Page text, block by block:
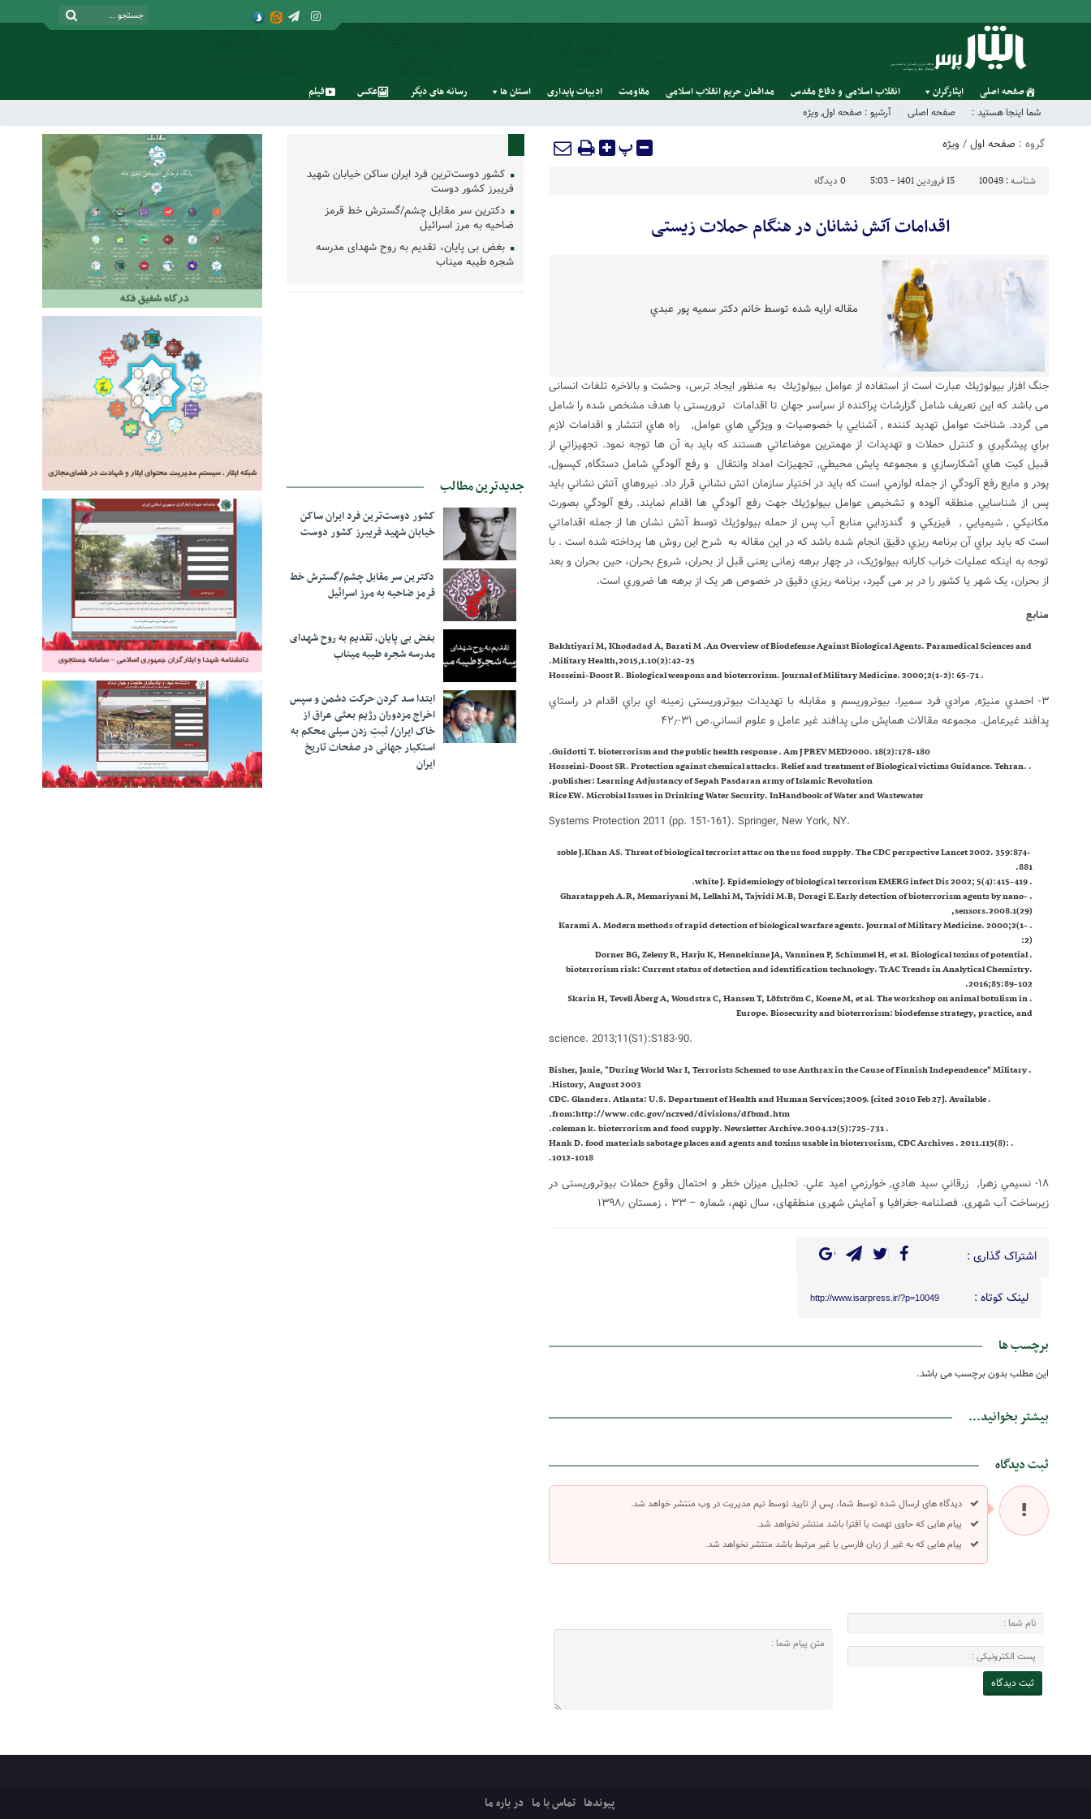
صفحه اصلی ایثارگران انقلاب اسلامی و دفاع مقدس مدافعان حریم انقلاب اسلامی مقاومت ادبیات پایداری استان‌ ها رسانه‌ های‌ دیگر عکس فیلم
شما اینجا هستید : صفحه اصلی آرشیو : صفحه اول,ویژه
گروه : صفحه اول/ ویژه پ
شناسه : 10049 15 فروردین 1401 - 5:03 0 دیدگاه
اقدامات آتش نشانان در هنگام حملات زیستی
مقاله ارایه شده توسط خانم دکتر سمیه پور عبدي
جنگ افزار بیولوژیك عبارت است از استفاده از عوامل بیولوژیك به منظور ایجاد ترس، وحشت و بالاخره تلفات انسانی
می باشد که این تعریف شامل گزارشات پراکنده از سراسر جهان تا اقدامات تروریستی با هدف مشخص شده را شامل
می گردد. شناخت عوامل تهديد كننده , آشنايي با خصوصيات و ويژگي هاي عوامل, راه هاي انتشار و اقدامات لازم
براي پيشگيري و كنترل حملات و تهديدات از مهمترين موضاعاتي هستند كه بايد به آن ها توجه نمود. تجهيزاتي از
قبيل كيت هاي آشكارسازي و مجموعه پايش محيطي, تجهيزات امداد وانتقال و رفع آلودگي شامل دستگاه, كپسول,
پودر و مايع رفع آلودگي از جمله لوازمي است كه بايد در اختيار سازمان اتش نشاني قرار داد. نيروهاي آتش نشاني بايد
پس از شناسايي منطقه آلوده و تشخيص عوامل بيولوژيك جهت رفع آلودگي ها اقدام نمايند. رفع آلودگي بصورت
مكانيكي , شيميايي , فيزيكي و گندزدايي منابع آب پس از حمله بيولوژيك توسط آتش نشان ها از جمله اقداماتي
است كه بايد براي آن برنامه ريزي دقيق انجام شده باشد كه در اين مقاله به شرح اين روش ها پرداخته شده است . با
توجه به اینکه عملیات خراب کارانه بیولوژیک، در چهار برهه زمانی یعنی قبل از بحران، شروع بحران، حین بحران و بعد
از بحران، یک شهر یا کشور را در بر می گیرد، برنامه ریزي دقیق در خصوص هر یک از برهه ها ضروري است.
منابع
Bakhtiyari M, Khodadad A, Barati M .An Overview of Biodefense Against Biological Agents. Paramedical Sciences and
Military Health,2015,1.10(2):42-25.
. Hosseini-Doost R. Biological weapons and bioterrorism. Journal of Military Medicine. 2000;2(1-2): 65-71
۳- احمدي منيژه, مرادي فرد سميرا. بیوتروریسم و مقابله با تهدیدات بیوتروریستی زمینه اي براي اقدام در راستاي
پدافند غیرعامل. مجموعه مقالات همایش ملی پدافند غير عامل و علوم انساني.ص ۳۱-۴۲٫
Guidotti T. bioterrorism and the public health response . Am J PREV MED2000. 18(2):178-180.
. Hosseini-Doost SR. Protection against chemical attacks. Relief and treatment of Biological victims Guidance. Tehran.
publisher: Learning Adjustancy of Sepah Pasdaran army of Islamic Revolution.
Rice EW. Microbial Issues in Drinking Water Security. InHandbook of Water and Wastewater
Systems Protection 2011 (pp. 151-161). Springer, New York, NY.
soble J.Khan AS. Threat of biological terrorist attac on the us food supply. The CDC perspective Lancet 2002. 359:874-
881.
. white J. Epidemiology of biological terrorism EMERG infect Dis 2002; 5(4):415-419.
. Gharatappeh A.R, Memariyani M, Lellahi M, Tajvidi M.B, Doragi E.Early detection of bioterrorism agents by nano-
sensors.2008.1(29),
. Karami A. Modern methods of rapid detection of biological warfare agents. Journal of Military Medicine. 2000;2(1-
2):
. Dorner BG, Zeleny R, Harju K, Hennekinne JA, Vanninen P, Schimmel H, et al. Biological toxins of potential
bioterrorism risk: Current status of detection and identification technology. TrAC Trends in Analytical Chemistry.
2016;85:89-102.
. Skarin H, Tevell Åberg A, Woudstra C, Hansen T, Löfström C, Koene M, et al. The workshop on animal botulism in
Europe. Biosecurity and bioterrorism: biodefense strategy, practice, and
science. 2013;11(S1):S183-90.
. Bisher, Janie, “During World War I, Terrorists Schemed to use Anthrax in the Cause of Finnish Independence” Military
History, August 2003.
. CDC. Glanders. Atlanta: U.S. Department of Health and Human Services;2009. [cited 2010 Feb 27]. Available
from:http://www.cdc.gov/nczved/divisions/dfbmd.htm.
. coleman k. bioterrorism and food supply. Newsletter Archive.2004.12(5):725-731.
. Hank D. food materials sabotage places and agents and toxins usable in bioterrorism, CDC Archives . 2011.115(8):
1012-1018.
۱۸- نسيمي زهرا, زرقاني سيد هادي, خوارزمي اميد علي. تحلیل میزان خطر و احتمال وقوع حملات بیوتروریستی در
زیرساخت آب شهری. فصلنامه جغرافیا و آمایش شهری منطقهای، سال نهم، شماره – ۳۳ ، زمستان ۱۳۹۸٫
اشتراک گذاری :
لینک کوتاه : http://www.isarpress.ir/?p=10049
برچسب ها
این مطلب بدون برچسب می باشد.
بیشتر بخوانید...
ثبت دیدگاه
دیدگاه های ارسال شده توسط شما، پس از تایید توسط تیم مدیریت در وب منتشر خواهد شد.
پیام هایی که حاوی تهمت یا افترا باشد منتشر نخواهد شد.
پیام هایی که به غیر از زبان فارسی یا غیر مرتبط باشد منتشر نخواهد شد.
کشور دوست‌ترین فرد ایران ساکن خیابان شهید
فریبرز کشور دوست
دکترین سر مقابل چشم/گسترش خط قرمز
ضاحیه به مرز اسرائیل
بغض بی پایان، تقدیم به روح شهدای مدرسه
شجره طیبه میناب
جدیدترین مطالب
کشور دوست‌ترین فرد ایران ساکن
خیابان شهید فریبرز کشور دوست
دکترین سر مقابل چشم/گسترش خط
قرمز ضاحیه به مرز اسرائیل
بغض بی پایان، تقدیم به روح شهدای
مدرسه شجره طیبه میناب
ابتدا سد کردن حرکت دشمن و سپس
اخراج مزدوران رژیم بعثی عراق از
خاک ایران/ ثبتِ زدن سیلی محکم به
استکبار جهانی در صفحات تاریخ
ایران
پیوندها تماس با ما در باره ما